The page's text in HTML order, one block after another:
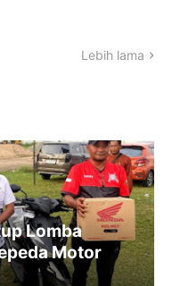
Lebih lama
Lomba
Motor